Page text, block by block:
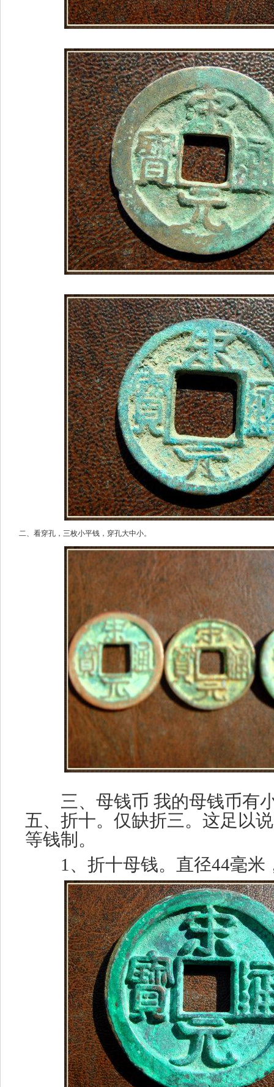
二、看穿孔，三枚小平钱，穿孔大中小。
三、母钱币 我的母钱币有
五、折十。仅缺折三。这足以
等钱制。
1、折十母钱。直径44毫米